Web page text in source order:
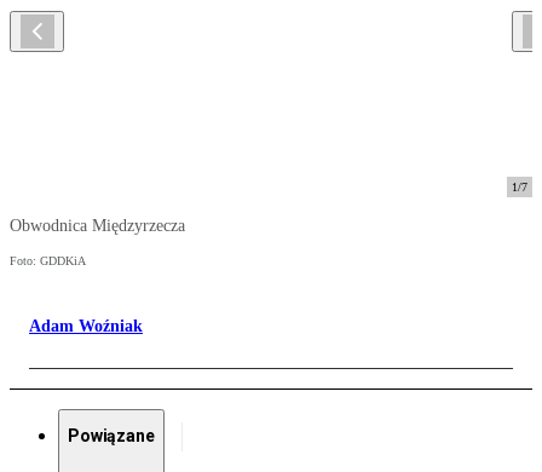
1/7
Obwodnica Międzyrzecza
Foto: GDDKiA
Adam Woźniak
Powiązane